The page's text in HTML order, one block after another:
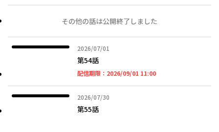
その他の話は公開終了しました
2026/07/01
2026年07月01日
第54話
配信期限： 2026/09/01 11:002026年09月01日 11時
2026/07/30
2026年07月30日
第55話